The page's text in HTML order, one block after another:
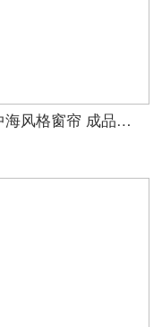
地中海风格窗帘 成品简约现代拼色风公主风粉色全遮光棉麻窗帘家用 帘头-平幔（一）每米宽价格 挂钩-宽1.5高2.7一片 高度可改